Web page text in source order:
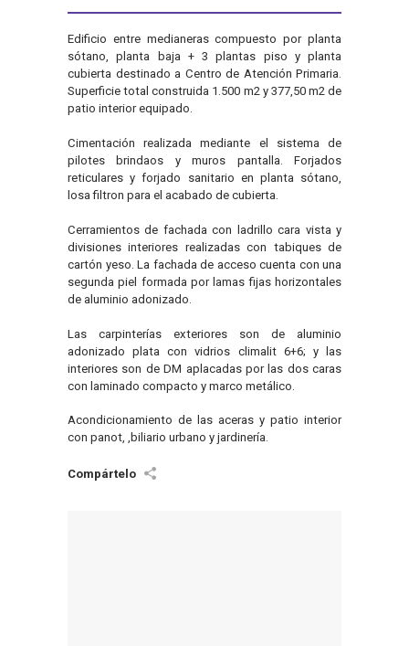
Edificio entre medianeras compuesto por planta
sótano, planta baja + 3 plantas piso y planta
cubierta destinado a Centro de Atención Primaria.
Superficie total construida 1.500 m2 y 377,50 m2 de
patio interior equipado.
Cimentación realizada mediante el sistema de
pilotes brindaos y muros pantalla. Forjados
reticulares y forjado sanitario en planta sótano,
losa filtron para el acabado de cubierta.
Cerramientos de fachada con ladrillo cara vista y
divisiones interiores realizadas con tabiques de
cartón yeso. La fachada de acceso cuenta con una
segunda piel formada por lamas fijas horizontales
de aluminio adonizado.
Las carpinterías exteriores son de aluminio
adonizado plata con vidrios climalit 6+6; y las
interiores son de DM aplacadas por las dos caras
con laminado compacto y marco metálico.
Acondicionamiento de las aceras y patio interior
con panot, ,biliario urbano y jardinería.